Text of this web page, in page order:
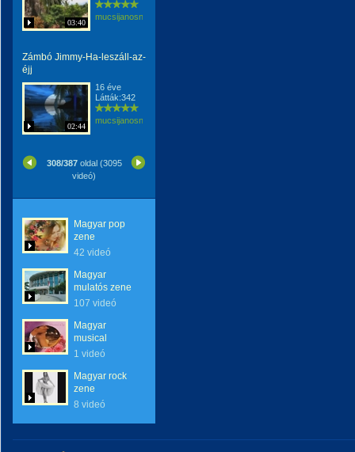
03:40
mucsijanosne
Zámbó Jimmy-Ha-leszáll-az-
éjj
02:44
16 éve
Látták:342
mucsijanosne
308/387oldal (3095
videó)
Magyar pop
zene
42 videó
Magyar
mulatós zene
107 videó
Magyar
musical
1 videó
Magyar rock
zene
8 videó